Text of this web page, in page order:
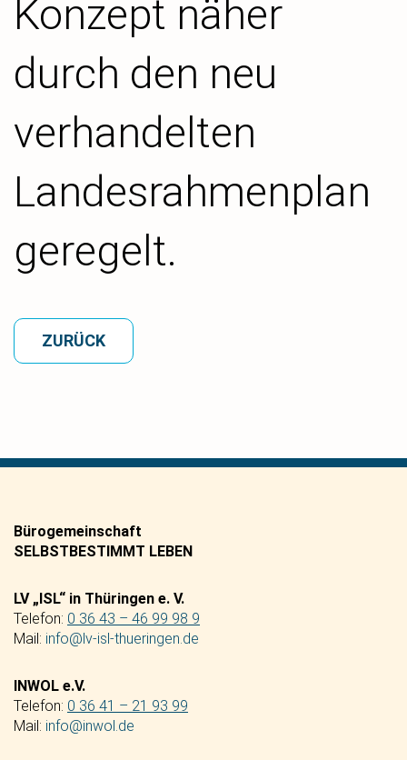
Konzept näher
durch den neu
verhandelten
Landesrahmenplan
geregelt.
ZURÜCK
Bürogemeinschaft
SELBSTBESTIMMT LEBEN
LV „ISL“ in Thüringen e. V.
Telefon: 0 36 43 – 46 99 98 9
Mail: info@lv-isl-thueringen.de
INWOL e.V.
Telefon: 0 36 41 – 21 93 99
Mail: info@inwol.de